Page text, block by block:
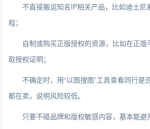
不直接搬运知名IP相关产品，比如迪士尼
程；
自制或购买正版授权的资源，比如在正
取授权证明；
不确定时，用“以图搜图”工具查看同行是
都在卖，说明风险较低。
只要不碰品牌和版权敏感内容，基本能避